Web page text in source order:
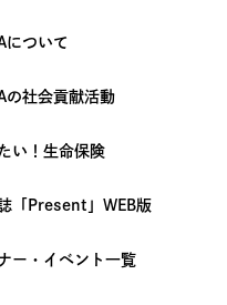
について
の社会貢献活動
い！ 生命保険
「Present」 WEB版
ー・ イベント一覧